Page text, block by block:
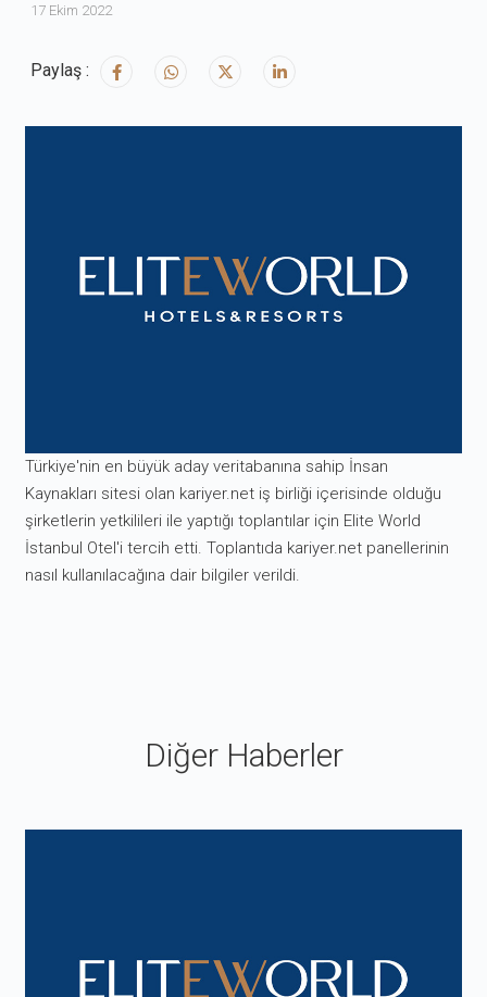
17 Ekim 2022
Paylaş :
Türkiye'nin en büyük aday veritabanına sahip İnsan
Kaynakları sitesi olan kariyer.net iş birliği içerisinde olduğu
şirketlerin yetkilileri ile yaptığı toplantılar için Elite World
İstanbul Otel'i tercih etti. Toplantıda kariyer.net panellerinin
nasıl kullanılacağına dair bilgiler verildi.
Diğer Haberler